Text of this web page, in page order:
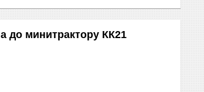
до минитрактору КК21